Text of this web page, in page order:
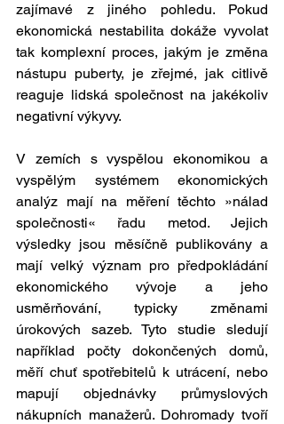
zajímavé z jiného pohledu. Pokud
ekonomická nestabilita dokáže vyvolat
tak komplexní proces, jakým je změna
nástupu puberty, je zřejmé, jak citlivě
reaguje lidská společnost na jakékoliv
negativní výkyvy.
V zemích s vyspělou ekonomikou a
vyspělým systémem ekonomických
analýz mají na měření těchto »nálad
společnosti« řadu metod. Jejich
výsledky jsou měsíčně publikovány a
mají velký význam pro předpokládání
ekonomického vývoje a jeho
usměrňování, typicky změnami
úrokových sazeb. Tyto studie sledují
například počty dokončených domů,
měří chuť spotřebitelů k utrácení, nebo
mapují objednávky průmyslových
nákupních manažerů. Dohromady tvoří